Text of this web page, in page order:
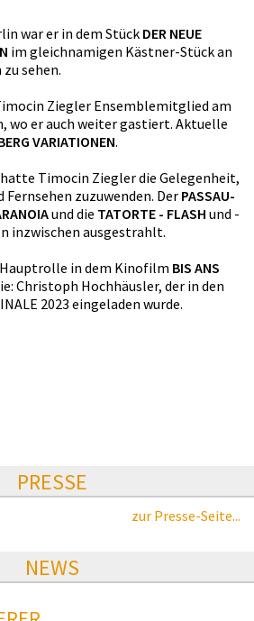
war er in dem Stück DER NEUE
im gleichnamigen Kästner-Stück an
sehen.
Ziegler Ensemblemitglied am
wo er auch weiter gastiert. Aktuelle
VARIATIONEN.
Timocin Ziegler die Gelegenheit,
zuzuwenden. Der PASSAU-
und die TATORTE - FLASH und -
inzwischen ausgestrahlt.
in dem Kinofilm BIS ANS
Christoph Hochhäusler, der in den
2023 eingeladen wurde.
PRESSE
zur Presse-Seite...
NEWS